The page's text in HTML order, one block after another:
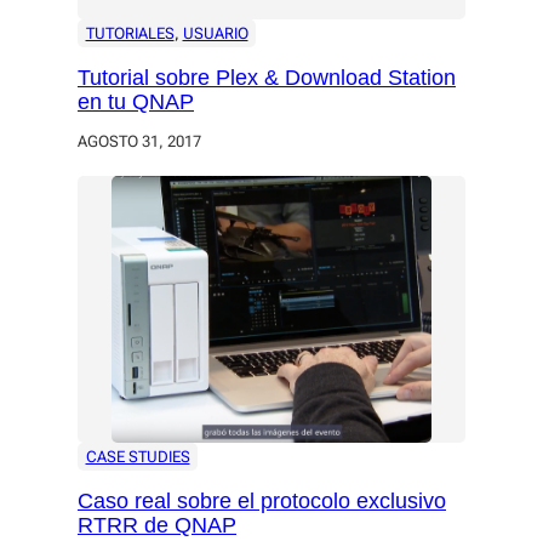
TUTORIALES, USUARIO
Tutorial sobre Plex & Download Station
en tu QNAP
AGOSTO 31, 2017
CASE STUDIES
Caso real sobre el protocolo exclusivo
RTRR de QNAP